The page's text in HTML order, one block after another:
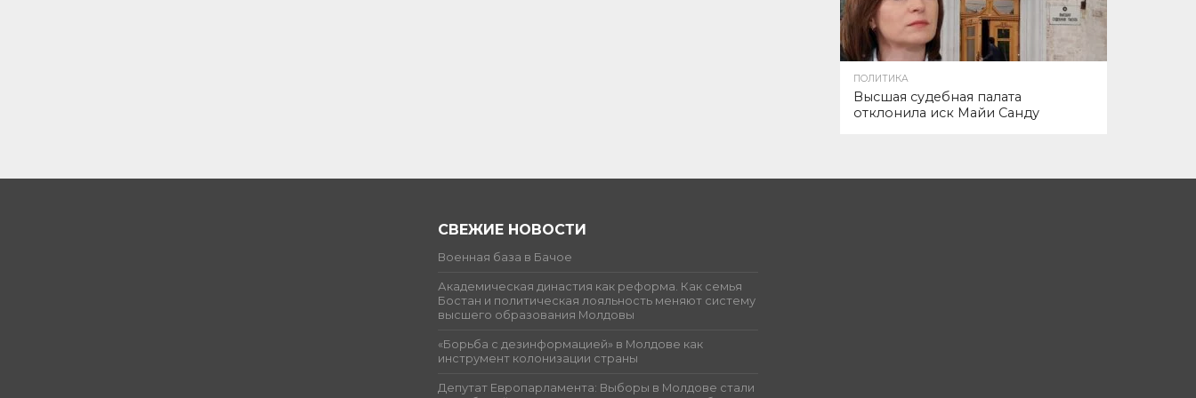
ПОЛИТИКА
Высшая судебная палата
отклонила иск Майи Санду
СВЕЖИЕ НОВОСТИ
Военная база в Бачое
Академическая династия как реформа. Как семья
Бостан и политическая лояльность меняют систему
высшего образования Молдовы
«Борьба с дезинформацией» в Молдове как
инструмент колонизации страны
Депутат Европарламента: Выборы в Молдове стали